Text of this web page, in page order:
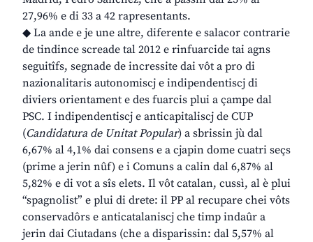
27,96% e di 33 a 42 rapresentants.
◆ La ande e je une altre, diferente e salacor contrarie
de tindince screade tal 2012 e rinfuarcide tai agns
seguitîfs, segnade de incressite dai vôt a pro di
nazionalitaris autonomiscj e indipendentiscj di
diviers orientament e des fuarcis plui a çampe dal
PSC. I indipendentiscj e anticapitaliscj de CUP
(Candidatura de Unitat Popular) a sbrissin jù dal
6,67% al 4,1% dai consens e a cjapin dome cuatri seçs
(prime a jerin nûf) e i Comuns a calin dal 6,87% al
5,82% e di vot a sîs elets. Il vôt catalan, cussì, al è plui
“spagnolist” e plui di drete: il PP al recupare chei vôts
conservadôrs e anticatalaniscj che timp indaûr a
jerin dai Ciutadans (che a disparissin: dal 5,57% al